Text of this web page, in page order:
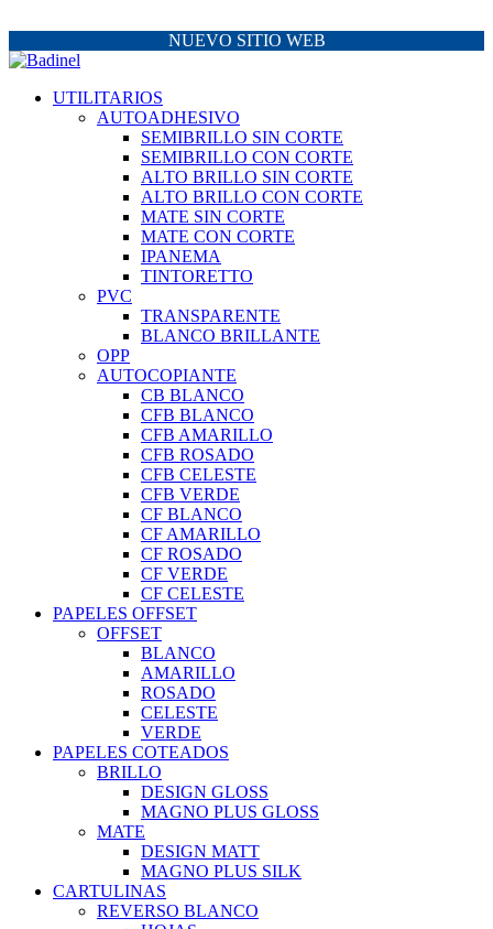
NUEVO SITIO WEB
UTILITARIOS
AUTOADHESIVO
SEMIBRILLO SIN CORTE
SEMIBRILLO CON CORTE
ALTO BRILLO SIN CORTE
ALTO BRILLO CON CORTE
MATE SIN CORTE
MATE CON CORTE
IPANEMA
TINTORETTO
PVC
TRANSPARENTE
BLANCO BRILLANTE
OPP
AUTOCOPIANTE
CB BLANCO
CFB BLANCO
CFB AMARILLO
CFB ROSADO
CFB CELESTE
CFB VERDE
CF BLANCO
CF AMARILLO
CF ROSADO
CF VERDE
CF CELESTE
PAPELES OFFSET
OFFSET
BLANCO
AMARILLO
ROSADO
CELESTE
VERDE
PAPELES COTEADOS
BRILLO
DESIGN GLOSS
MAGNO PLUS GLOSS
MATE
DESIGN MATT
MAGNO PLUS SILK
CARTULINAS
REVERSO BLANCO